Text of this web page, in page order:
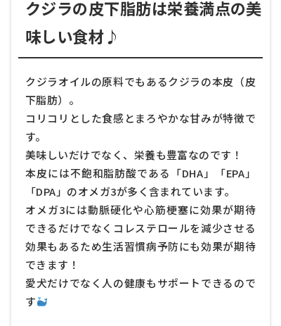
料金・定期コース
知る・学ぶ
オメガ３の効能
犬＆猫の食事について
鯨肉ペットフード
クジラオイルのメリット
その他
クジラの皮下脂肪は栄養満点の美
味しい食材♪
クジラオイルの原料でもあるクジラの本皮（皮
下脂肪）。
コリコリとした食感とまろやかな甘みが特徴で
す。
美味しいだけでなく、栄養も豊富なのです！
本皮には不飽和脂肪酸である「DHA」「EPA」
「DPA」のオメガ3が多く含まれています。
オメガ3には動脈硬化や心筋梗塞に効果が期待
できるだけでなくコレステロールを減少させる
効果もあるため生活習慣病予防にも効果が期待
できます！
愛犬だけでなく人の健康もサポートできるので
す